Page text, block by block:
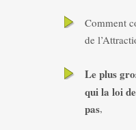
Comment
de
Le plus
qui la loi
pas,